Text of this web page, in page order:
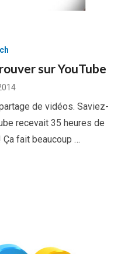
sur YouTube
de vidéos. Saviez-
recevait 35 heures de
fait beaucoup …